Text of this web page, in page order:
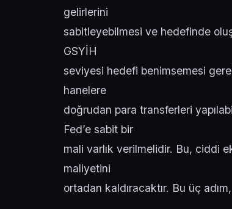
gelirlerini
sabitleyebilmesi ve hedefinde
GSYİH
seviyesi hedefi benimsemesi
hanelere
doğrudan para transferleri
Fed’e sabit bir
mali varlık verilmelidir. Bu, ciddi
maliyetini
ortadan kaldıracaktır. Bu üç